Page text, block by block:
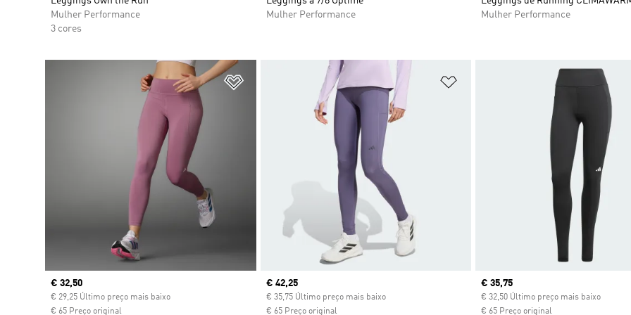
Mulher Performance
3 cores
Mulher Performance
Mulher Performance
Adicionar à Lista de Desejos
Current price
€ 32,50
€ 29,25 Último preço mais baixo
€ 65 Preço original
Adicionar à Lista de Desejos
Current price
€ 42,25
€ 35,75 Último preço mais baixo
€ 65 Preço original
Current price
€ 35,75
€ 32,50 Último preço mais baixo
€ 65 Preço original